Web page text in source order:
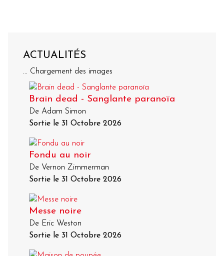
ACTUALITÉS
... Chargement des images
Brain dead - Sanglante paranoïa
De Adam Simon
Sortie le 31 Octobre 2026
Fondu au noir
De Vernon Zimmerman
Sortie le 31 Octobre 2026
Messe noire
De Eric Weston
Sortie le 31 Octobre 2026